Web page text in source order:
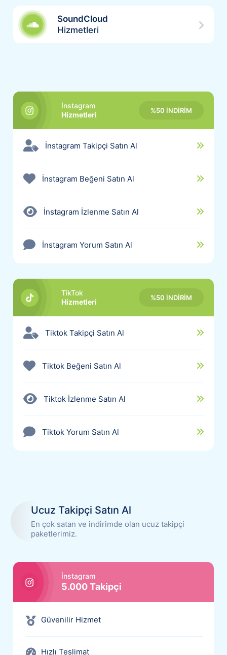
SoundCloud
Hizmetleri
İnstagram
Hizmetleri
%50 İNDİRİM
İnstagram Takipçi Satın Al
İnstagram Beğeni Satın Al
İnstagram İzlenme Satın Al
İnstagram Yorum Satın Al
TikTok
Hizmetleri
%50 İNDİRİM
Tiktok Takipçi Satın Al
Tiktok Beğeni Satın Al
Tiktok İzlenme Satın Al
Tiktok Yorum Satın Al
Ucuz Takipçi Satın Al
En çok satan ve indirimde olan ucuz takipçi
paketlerimiz.
İnstagram
5.000 Takipçi
Güvenilir Hizmet
Hızlı Teslimat